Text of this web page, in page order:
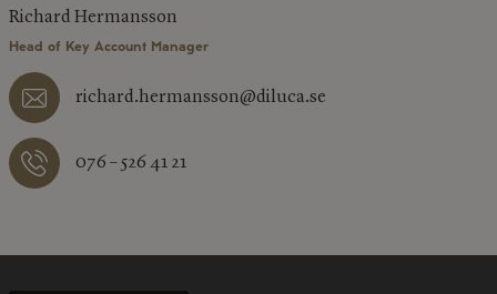
Richard Hermansson
Head of Key Account Manager
richard.hermansson@diluca.se
076 – 526 41 21